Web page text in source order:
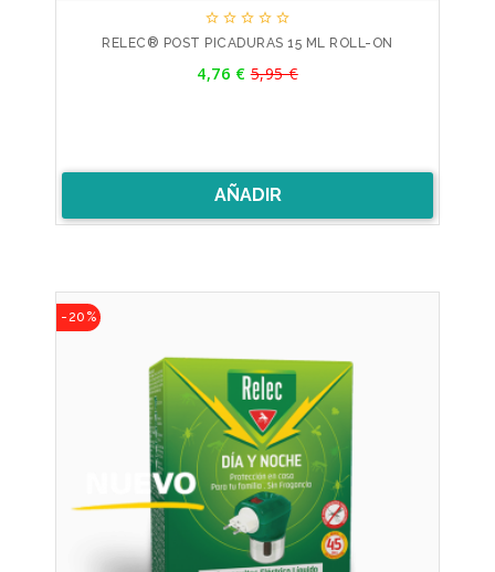
    
RELEC® POST PICADURAS 15 ML ROLL-ON
4,76 €Precio
5,95 €
AÑADIR
-20%